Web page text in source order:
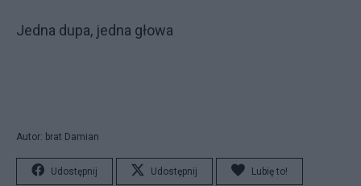
Jedna dupa, jedna głowa
Autor: brat Damian
Udostępnij Udostępnij Lubię to!